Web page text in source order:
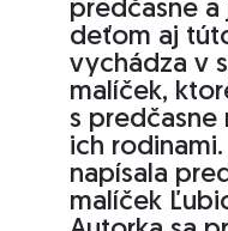
predčasne
deťom aj
vychádza v
malíček,
s predčasne
ich
napísala
malíček